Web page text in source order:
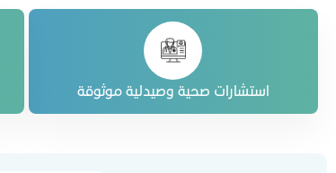
استشارات صحية وصيدلية موثوقة